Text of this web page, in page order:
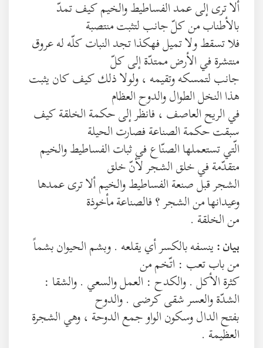
ألا ترى إلى عمد الفساطيط والخيم كيف تمدّ
بالأطناب من كلّ جانب لتثبت منتصبة
فلا تسقط ولا تميل فهكذا تجد النبات كلّه له عروق
منتشرة في الأرض ممتدّة إلى كلّ
جانب لتمسكه وتقيمه ، ولولا ذلك كيف كان يثبت
هذا النخل الطوال والدوح العظام
في الريح العاصف ، فانظر إلى حكمة الخلقة كيف
سبقت حكمة الصناعة فصارت الحيلة
الّتي تستعملها الصنّاع في ثبات الفساطيط والخيم
متقدّمة في خلق الشجر لأنّ خلق
الشجر قبل صنعة الفساطيط والخيم ألا ترى عمدها
وعيدانها من الشجر ؟ فالصناعة مأخوذة
من الخلقة .
بيان :ينسفه بالكسر أي يقلعه . وبشم الحيوان بشماً
من باب تعب : اتّخم من
كثرة الأكل . والكدح : العمل والسعي . والشقا :
الشدّة والعسر شقى كرضى . والدوح
بفتح الدال وسكون الواو جمع الدوحة ، وهي الشجرة
العظيمة .